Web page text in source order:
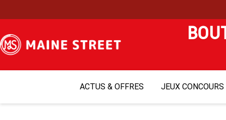
ACTUS & OFFRES JEUX CONCOURS